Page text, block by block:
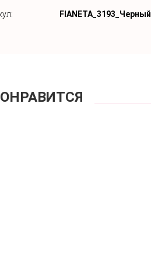
FIANETA_3193_Черный